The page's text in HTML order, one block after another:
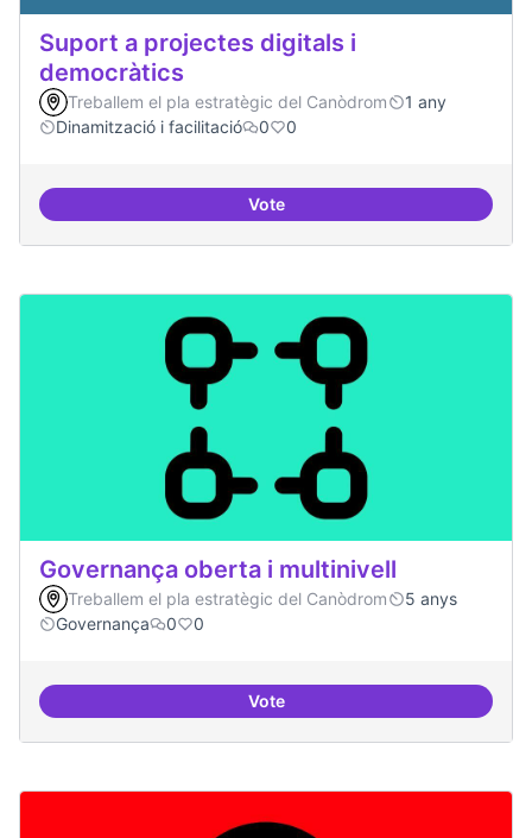
Suport a projectes digitals i
democràtics
Treballem el pla estratègic del Canòdrom
1 any
Dinamització i facilitació
0 0
VoteSuport a projectes digitals i
Governança oberta i multinivell
Treballem el pla estratègic del Canòdrom
5 anys
Governança
0 0
VoteGovernança oberta i multinivell